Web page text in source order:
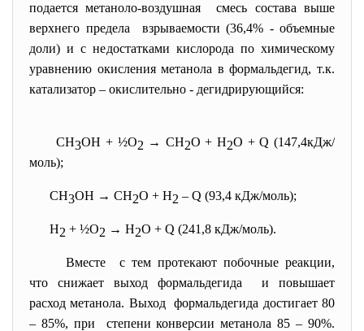
подается метаноло-воздушная смесь состава выше
верхнего предела взрываемости (36,4% - объемные
доли) и с недостатками кислорода по химическому
уравнению окисления метанола в формальдегид, т.к.
катализатор – окислительно - дегидрирующийся:
СН3ОН + ½О2 → СН2О + Н2О + Q (147,4кДж/
моль);
СН3ОН → СН2О + Н2 – Q (93,4 кДж/моль);
Н2 + ½О2 → Н2О + Q (241,8 кДж/моль).
Вместе с тем протекают побочные реакции,
что снижает выход формальдегида и повышает
расход метанола. Выход формальдегида достигает 80
– 85%, при степени конверсии метанола 85 – 90%.